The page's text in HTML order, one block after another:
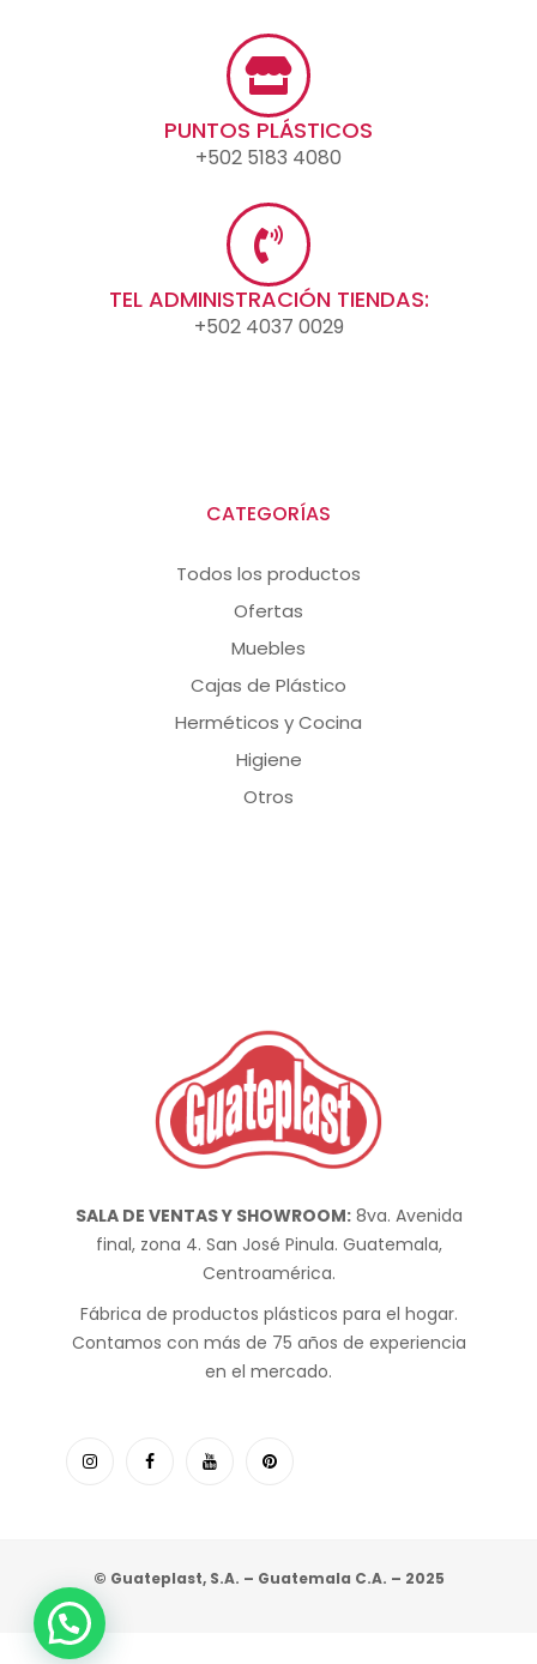
PUNTOS PLÁSTICOS
+502 5183 4080
TEL ADMINISTRACIÓN TIENDAS:
+502 4037 0029
CATEGORÍAS
Todos los productos
Ofertas
Muebles
Cajas de Plástico
Herméticos y Cocina
Higiene
Otros
SALA DE VENTAS Y SHOWROOM:8va. Avenida
final, zona 4. San José Pinula. Guatemala,
Centroamérica.
Fábrica de productos plásticos para el hogar.
Contamos con más de 75 años de experiencia
en el mercado.
© Guateplast, S.A. – Guatemala C.A. – 2025